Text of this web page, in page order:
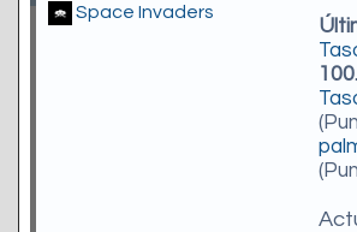
Space Invaders